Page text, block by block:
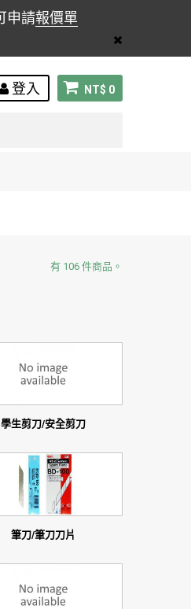
申請報價單
NT$ 0
登入
有 106 件商品。
學生剪刀/安全剪刀
筆刀/筆刀刀片